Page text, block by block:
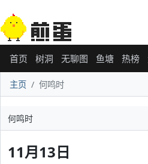
首页 树洞 无聊图 鱼塘 热榜
主页 何鸣时
何鸣时
11月13日